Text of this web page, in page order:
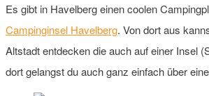
Es gibt in Havelberg einen coolen
Campinginsel Havelberg. Von dort aus
Altstadt entdecken die auch auf einer Insel
dort gelangst du auch ganz einfach über